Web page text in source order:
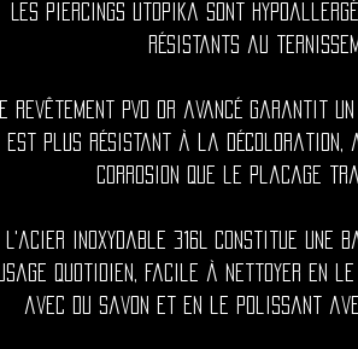
Les piercings Utopika sont
résistants au
revêtement PVD or avancé garantit
est plus résistant à la décoloration,
corrosion que le placage
L'acier inoxydable 316L constitue une
quotidien, facile à nettoyer en
avec du savon et en le polissant